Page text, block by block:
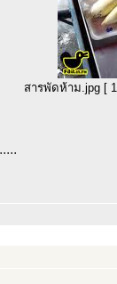
สารพัดห้าม.jpg [